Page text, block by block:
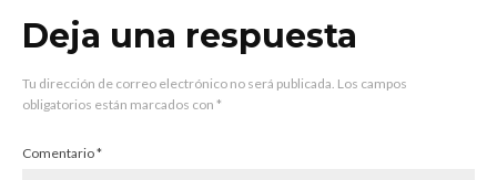
Deja una respuesta
Tu dirección de correo electrónico no será publicada. Los campos
obligatorios están marcados con *
Comentario*